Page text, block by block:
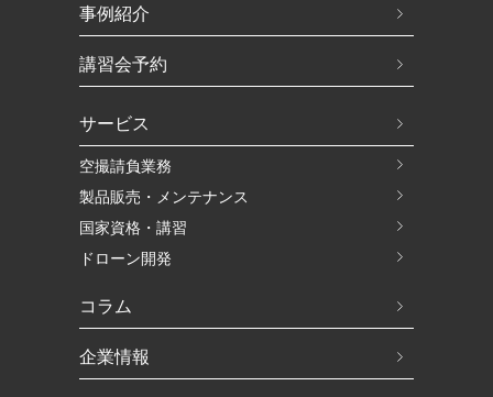
事例紹介
講習会予約
サービス
空撮請負業務
製品販売・メンテナンス
国家資格・講習
ドローン開発
コラム
企業情報